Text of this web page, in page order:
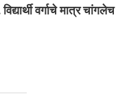
वर्गाचे मात्र चांगलेच